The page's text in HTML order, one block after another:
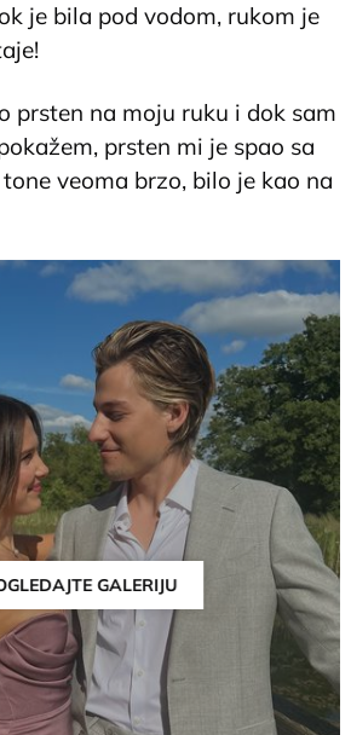
je bila pod vodom, rukom je
prsten na moju ruku i dok sam
prsten mi je spao sa
veoma brzo, bilo je kao na
GALERIJU